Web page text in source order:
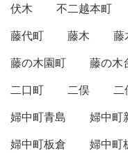
伏木
不二越本町
藤代町
藤木 藤
藤の木園町
藤の木
二口町
二俣 二
婦中町青島
婦中町
婦中町板倉
婦中町